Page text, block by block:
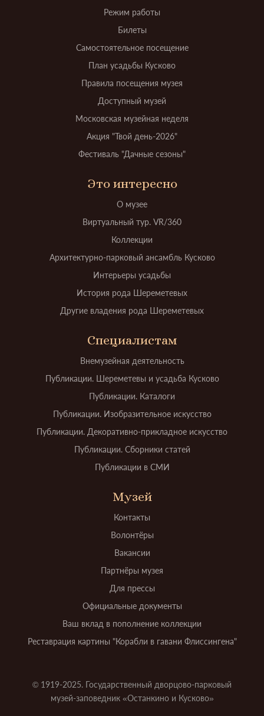
Режим работы
Билеты
Самостоятельное посещение
План усадьбы Кусково
Правила посещения музея
Доступный музей
Московская музейная неделя
Акция "Твой день-2026"
Фестиваль "Дачные сезоны"
Это интересно
О музее
Виртуальный тур. VR/360
Коллекции
Архитектурно-парковый ансамбль Кусково
Интерьеры усадьбы
История рода Шереметевых
Другие владения рода Шереметевых
Специалистам
Внемузейная деятельность
Публикации. Шереметевы и усадьба Кусково
Публикации. Каталоги
Публикации. Изобразительное искусство
Публикации. Декоративно-прикладное искусство
Публикации. Сборники статей
Публикации в СМИ
Музей
Контакты
Волонтёры
Вакансии
Партнёры музея
Для прессы
Официальные документы
Ваш вклад в пополнение коллекции
Реставрация картины "Корабли в гавани Флиссингена"
© 1919-2025. Государственный дворцово-парковый
музей-заповедник «Останкино и Кусково»